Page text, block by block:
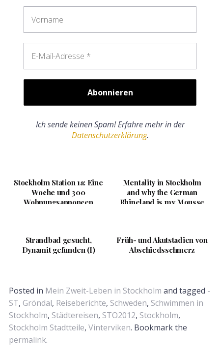
Ich sende keinen Spam! Erfahre mehr in der
Datenschutzerklärung.
Stockholm Station 1a: Eine
Woche und 300
Wohnungsannoncen
Mentality in Stockholm
and why the German
Rhineland is my Mousse
Strandbad gesucht,
Dynamit gefunden (I)
Früh- und Akutstadien von
Abschiedsschmerz
Posted in Mein Zweit-Leben in Stockholm and tagged -
ST, Gröndal, Reiseberichte, Schweden, Schwimmen in
Stockholm, Städtereisen, STO2012, Stockholm,
Stockholm Stadtteile, Vinterviken. Bookmark the
permalink.